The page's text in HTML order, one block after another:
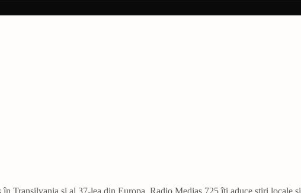
Transilvania și al 37-lea din Europa. Radio Mediaș 725 îți aduce știri locale